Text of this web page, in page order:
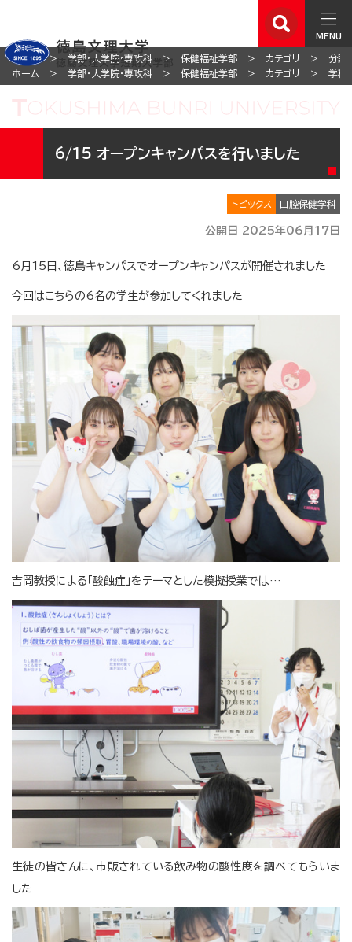
MENU
ホーム 学部・大学院・専攻科 保健福祉学部 カテゴリ
分野
ホーム
学部・大学院・専攻科 保健福祉学部 カテゴリ 学科
6/15 オープンキャンパスを行いました
トピックス 口腔保健学科
公開日 2025年06月17日
6月15日、徳島キャンパスでオープンキャンパスが開催されました
今回はこちらの6名の学生が参加してくれました
吉岡教授による「酸蝕症」をテーマとした模擬授業では…
生徒の皆さんに、市販されている飲み物の酸性度を調べてもらいま
した